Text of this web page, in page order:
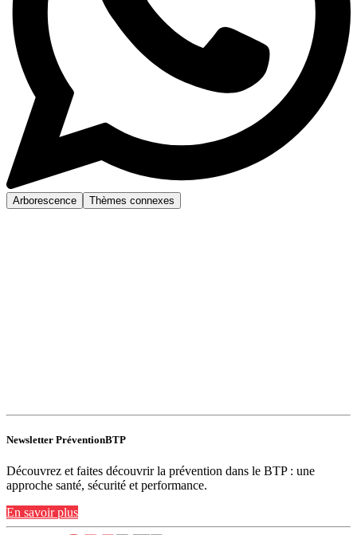
Arborescence Thèmes connexes
Newsletter PréventionBTP
Découvrez et faites découvrir la prévention dans le BTP : une
approche santé, sécurité et performance.
En savoir plus